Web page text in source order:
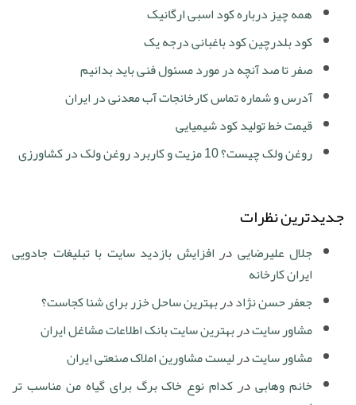
همه چیز درباره کود اسبی ارگانیک
کود بلدرچین کود باغبانی درجه یک
صفر تا صد آنچه در مورد مسئول فنی باید بدانیم
آدرس و شماره تماس کارخانجات آب معدنی در ایران
قیمت خط تولید کود شیمیایی
روغن ولک چیست؟ 10 مزیت و کاربرد روغن ولک در کشاورزی
جدیدترین نظرات
جلال علیرضایی درافزایش بازدید سایت با تبلیغات جادویی
ایران کارخانه
جعفر حسن نژاددربهترین ساحل خزر برای شنا کجاست؟
مشاور سایتدربهترین سایت بانک اطلاعات مشاغل ایران
مشاور سایتدرلیست مشاورین املاک صنعتی ایران
خانم وهابیدرکدام نوع خاک برگ برای گیاه من مناسب تر